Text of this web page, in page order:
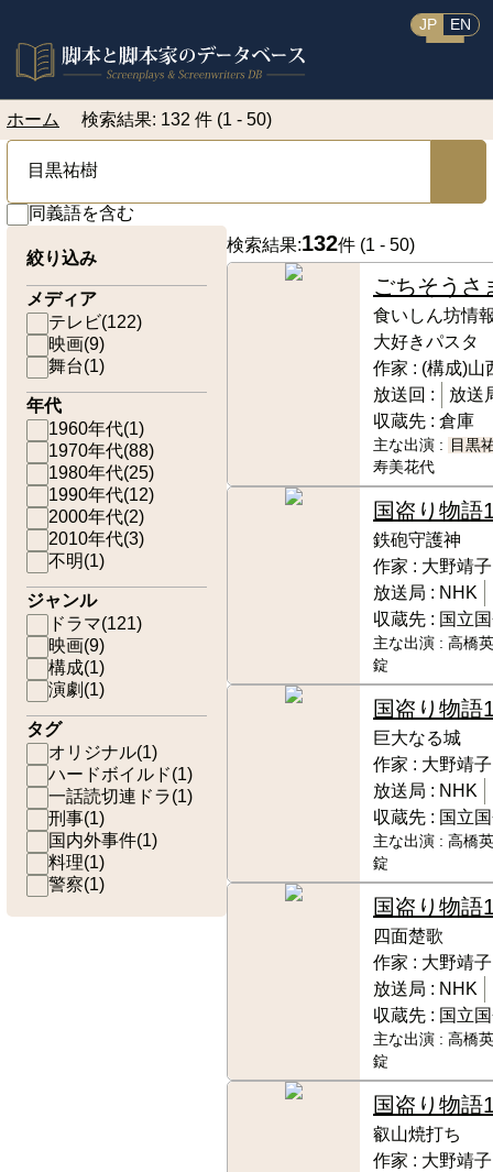
JP EN
ホーム 検索結果: 132 件 (1 - 50)
同義語を含む
絞り込み
メディア
テレビ(122)
映画(9)
舞台(1)
年代
1960年代(1)
1970年代(88)
1980年代(25)
1990年代(12)
2000年代(2)
2010年代(3)
不明(1)
ジャンル
ドラマ(121)
映画(9)
構成(1)
演劇 (1)
タグ
オリジナル(1)
ハードボイルド(1)
一話読切連ドラ(1)
刑事(1)
国内外事件(1)
料理(1)
警察(1)
検索結果:132件 (1 - 50)
ごちそうさ
食いしん坊
大好きパスタ
作家 : (構成)山
放送回 :
放送
収蔵先 : 倉庫
主な出演 : 目黒
寿美花代
国盗り物語
鉄砲守護神
作家 : 大野靖子
放送局 : NHK
収蔵先 : 国立
主な出演 : 高橋
錠
国盗り物語
巨大なる城
作家 : 大野靖子
放送局 : NHK
収蔵先 : 国立
主な出演 : 高橋
錠
国盗り物語
四面楚歌
作家 : 大野靖子
放送局 : NHK
収蔵先 : 国立
主な出演 : 高橋
錠
国盗り物語
叡山焼打ち
作家 : 大野靖子